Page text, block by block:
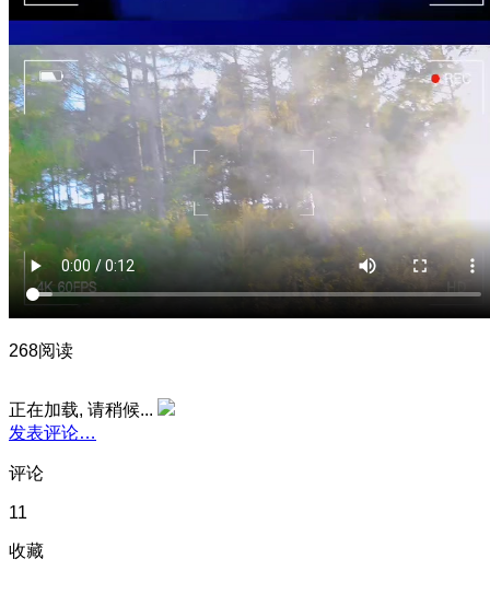
268阅读
正在加载, 请稍候...
发表评论…
评论
11
收藏